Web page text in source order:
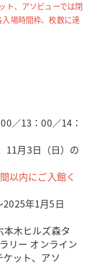
ト、アソビューでは閉
場時間枠、枚数に達
／13：00／14：
11月3日（日）の
以内にご入館く
年1月5日
木ヒルズ森タ
リー オンライン
ット、アソ